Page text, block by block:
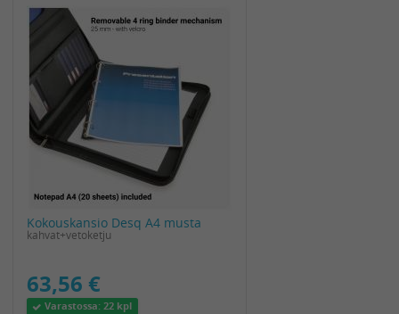
Kokouskansio Desq A4 musta
kahvat+vetoketju
63,56 €
Varastossa:22 kpl